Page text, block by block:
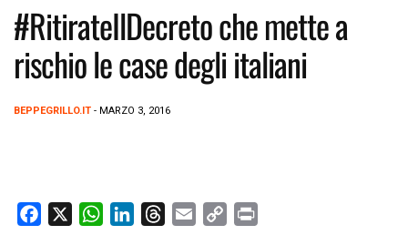
#RitirateIlDecreto che mette a
rischio le case degli italiani
BEPPEGRILLO.IT - MARZO 3, 2016
W